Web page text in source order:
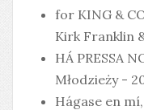
for KING &
Kirk Franklin
HÁ PRESSA
Młodzieży -
Hágase en